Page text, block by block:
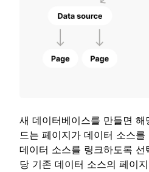
새 데이터베이스를 만들면
드는 페이지가 데이터 소스
데이터 소스를 링크하도록 선
당 기존 데이터 소스의 페이